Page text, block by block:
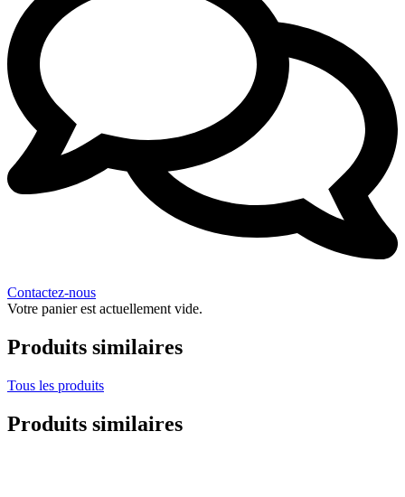
Contactez-nous
Votre panier est actuellement vide.
Produits similaires
Tous les produits
Produits similaires